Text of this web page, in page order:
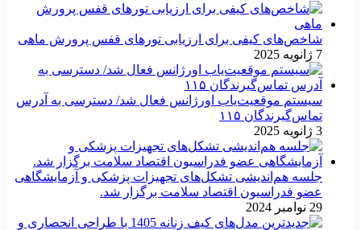
شاخص‌های کیفی برای ارزیابی تورهای قفس پرورش ماهی
7 ژانویه 2025
سیستم موقعیت‌یاب اورژانس فعال شد/ دسترسی به آدرس
تماس‌گیرندگان ۱۱۵
3 ژانویه 2025
جلسه هم‌اندیشی تشکل‌های تجهیزات پزشکی و آزمایشگاهی
عضو فدراسیون اقتصاد سلامت برگزار شد.
29 نوامبر 2024